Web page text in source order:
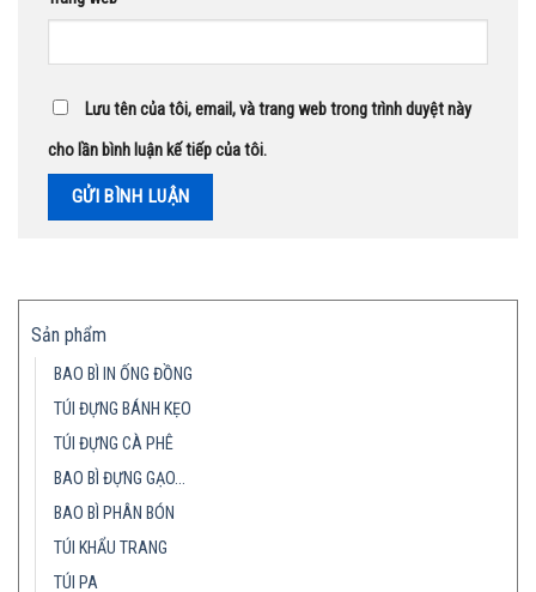
Sản phẩm
BAO BÌ IN ỐNG ĐỒNG
TÚI ĐỰNG BÁNH KẸO
TÚI ĐỰNG CÀ PHÊ
BAO BÌ ĐỰNG GẠO…
BAO BÌ PHÂN BÓN
TÚI KHẨU TRANG
TÚI PA
Lưu tên của tôi, email, và trang web trong trình duyệt này
cho lần bình luận kế tiếp của tôi.